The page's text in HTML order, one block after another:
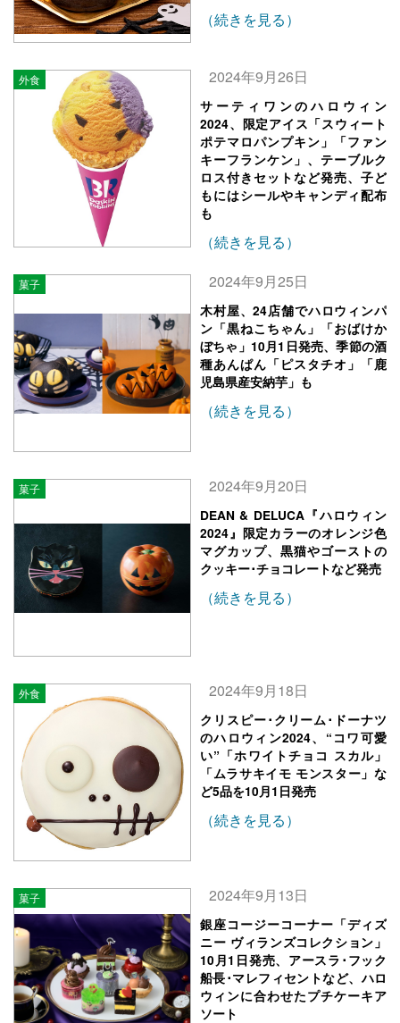
（続きを見る）
外食 2024年9月26日
サーティワンのハロウィン
2024、限定アイス「スウィート
ポテマロパンプキン」「ファン
キーフランケン」、テーブルク
ロス付きセットなど発売、子ど
もにはシールやキャンディ配布
も
（続きを見る）
菓子 2024年9月25日
木村屋、24店舗でハロウィンパ
ン「黒ねこちゃん」「おばけか
ぼちゃ」10月1日発売、季節の酒
種あんぱん「ピスタチオ」「鹿
児島県産安納芋」も
（続きを見る）
菓子 2024年9月20日
DEAN & DELUCA『ハロウィン
2024』限定カラーのオレンジ色
マグカップ、黒猫やゴーストの
クッキー･チョコレートなど発売
（続きを見る）
外食 2024年9月18日
クリスピー･クリーム･ドーナツ
のハロウィン2024、“コワ可愛
い”「ホワイトチョコ スカル」
「ムラサキイモ モンスター」な
ど5品を10月1日発売
（続きを見る）
菓子 2024年9月13日
銀座コージーコーナー「ディズ
ニー ヴィランズコレクション」
10月1日発売、アースラ･フック
船長･マレフィセントなど、ハロ
ウィンに合わせたプチケーキア
ソート